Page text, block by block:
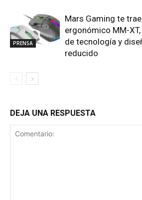
PRENSA
Mars Gaming te
ergonómico MM-
de tecnología y
reducido
DEJA UNA RESPUESTA